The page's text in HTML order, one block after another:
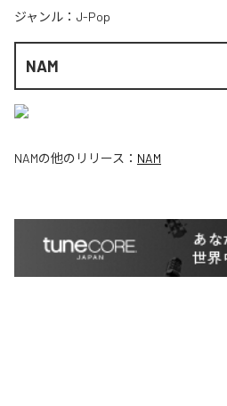
ジャンル： J-Pop
NAM
NAMの他のリリース： NAM